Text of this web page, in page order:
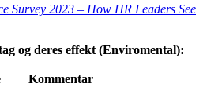
Survey 2023 – How HR Leaders See
og deres effekt (Enviromental):
Kommentar